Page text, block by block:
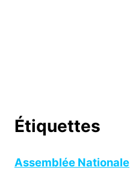
Étiquettes
Assemblée Nationale